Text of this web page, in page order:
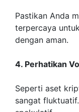
Pastikan Anda
terpercaya
dengan aman.
4. Perhatikan
Seperti aset
sangat